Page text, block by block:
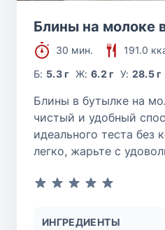
Блины на молоке
30 мин.
191.0
Б: 5.3 г Ж: 6.2 г У: 28.5 г
Блины в бутылке на
чистый и удобный
идеального теста без
легко, жарьте с
ИНГРЕДИЕНТЫ